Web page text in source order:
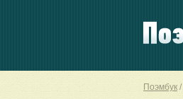
Поэмбук